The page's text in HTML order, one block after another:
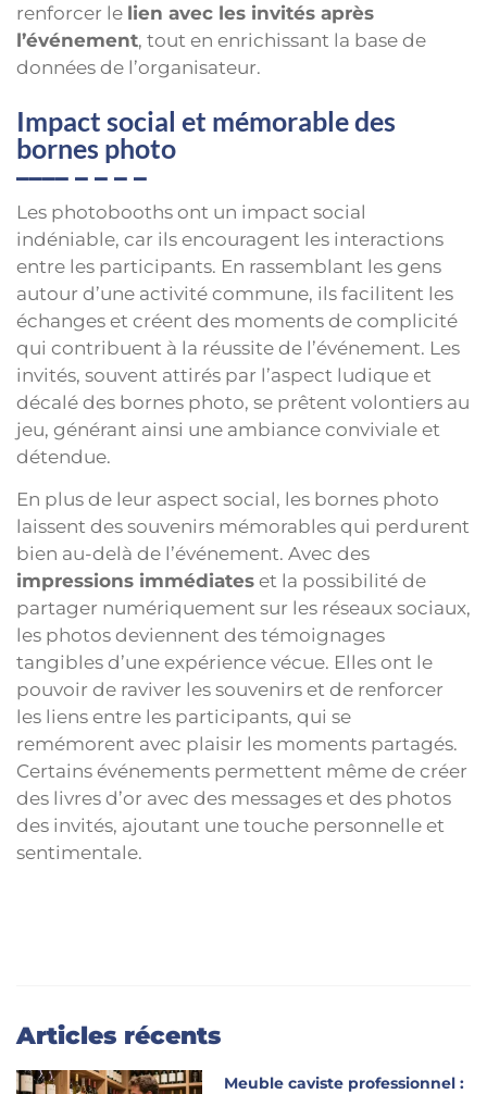
renforcer le lien avec les invités après
l’événement, tout en enrichissant la base de
données de l’organisateur.
Impact social et mémorable des
bornes photo
Les photobooths ont un impact social
indéniable, car ils encouragent les interactions
entre les participants. En rassemblant les gens
autour d’une activité commune, ils facilitent les
échanges et créent des moments de complicité
qui contribuent à la réussite de l’événement. Les
invités, souvent attirés par l’aspect ludique et
décalé des bornes photo, se prêtent volontiers au
jeu, générant ainsi une ambiance conviviale et
détendue.
En plus de leur aspect social, les bornes photo
laissent des souvenirs mémorables qui perdurent
bien au-delà de l’événement. Avec des
impressions immédiates et la possibilité de
partager numériquement sur les réseaux sociaux,
les photos deviennent des témoignages
tangibles d’une expérience vécue. Elles ont le
pouvoir de raviver les souvenirs et de renforcer
les liens entre les participants, qui se
remémorent avec plaisir les moments partagés.
Certains événements permettent même de créer
des livres d’or avec des messages et des photos
des invités, ajoutant une touche personnelle et
sentimentale.
Articles récents
Meuble caviste professionnel :